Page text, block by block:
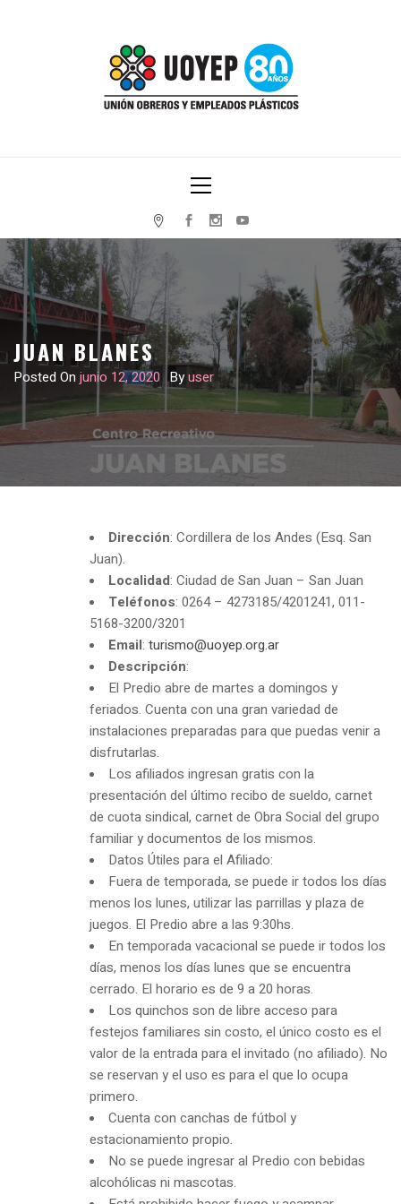
UNIÓN OBREROS Y EMPLEADOS PLÁSTICOS
Menu
JUAN BLANES
Posted On junio 12, 2020 Byuser
Dirección: Cordillera de los Andes (Esq. San
Juan).
Localidad: Ciudad de San Juan – San Juan
Teléfonos: 0264 – 4273185/4201241, 011-
5168-3200/3201
Email: turismo@uoyep.org.ar
Descripción:
El Predio abre de martes a domingos y
feriados. Cuenta con una gran variedad de
instalaciones preparadas para que puedas venir a
disfrutarlas.
Los afiliados ingresan gratis con la
presentación del último recibo de sueldo, carnet
de cuota sindical, carnet de Obra Social del grupo
familiar y documentos de los mismos.
Datos Útiles para el Afiliado:
Fuera de temporada, se puede ir todos los días
menos los lunes, utilizar las parrillas y plaza de
juegos. El Predio abre a las 9:30hs.
En temporada vacacional se puede ir todos los
días, menos los días lunes que se encuentra
cerrado. El horario es de 9 a 20 horas.
Los quinchos son de libre acceso para
festejos familiares sin costo, el único costo es el
valor de la entrada para el invitado (no afiliado). No
se reservan y el uso es para el que lo ocupa
primero.
Cuenta con canchas de fútbol y
estacionamiento propio.
No se puede ingresar al Predio con bebidas
alcohólicas ni mascotas.